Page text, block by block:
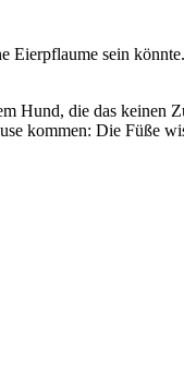
Eierpflaume sein
Hund, die das keinen
kommen: Die Füße